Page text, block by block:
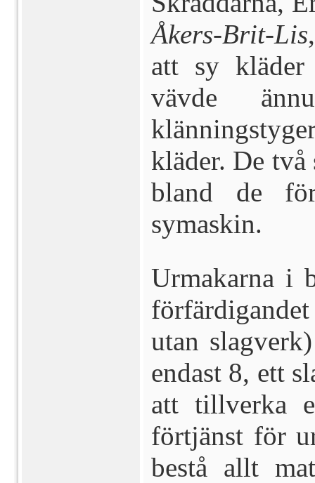
Åkers-Brit-Lis
att sy
vävde
kläder. De två
bland de
symaskin.
Urmakarna i
utan
endast 8, ett
att tillverka
förtjänst för
bestå allt